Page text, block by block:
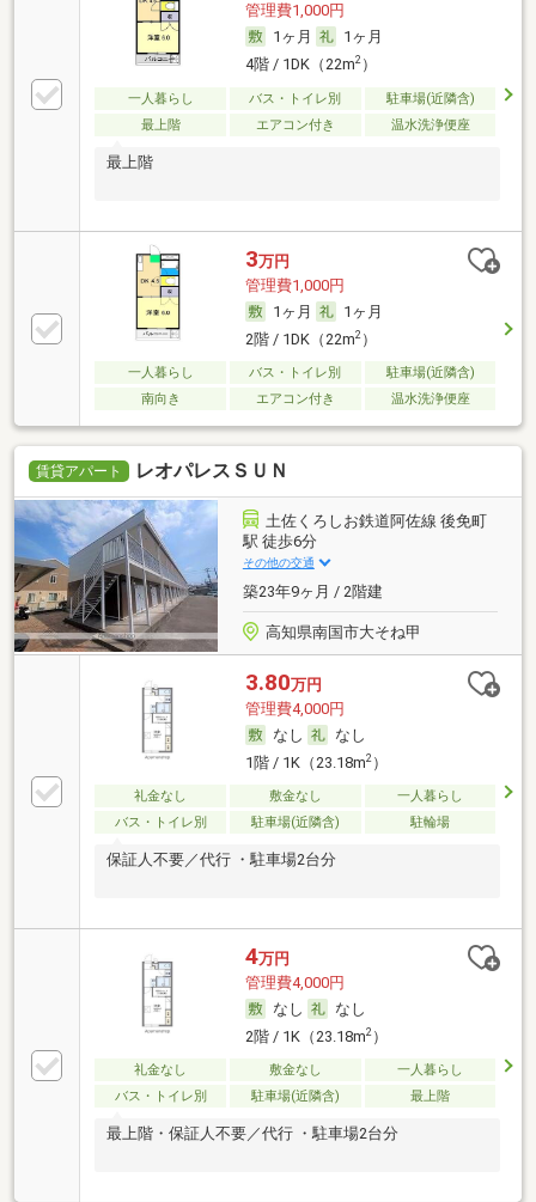
管理費1,000円
1ヶ月
1ヶ月
4階 / 1DK（22m2）
一人暮らし バス・トイレ別
駐車場(近隣含)
最上階
エアコン付き 温水洗浄便座
最上階
3万円
管理費1,000円
1ヶ月
1ヶ月
2階 / 1DK（22m2）
一人暮らし バス・トイレ別
駐車場(近隣含)
南向き
エアコン付き 温水洗浄便座
賃貸アパート レオパレスＳＵＮ
土佐くろしお鉄道阿佐線 後免町
駅 徒歩6分
その他の交通
築23年9ヶ月 / 2階建
高知県南国市大そね甲
3.80万円
管理費4,000円
なし
なし
1階 / 1K（23.18m2）
礼金なし 敷金なし
一人暮らし
バス・トイレ別
駐車場(近隣含) 駐輪場
保証人不要／代行 ・駐車場2台分
4万円
管理費4,000円
なし
なし
2階 / 1K（23.18m2）
礼金なし 敷金なし
一人暮らし
バス・トイレ別
駐車場(近隣含) 最上階
最上階・保証人不要／代行 ・駐車場2台分